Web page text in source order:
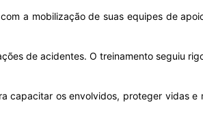
a mobilização de suas equipes de
de acidentes. O treinamento seguiu
capacitar os envolvidos, proteger vidas e